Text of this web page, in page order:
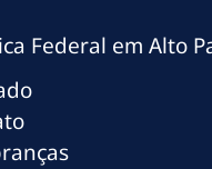
Federal em Alto